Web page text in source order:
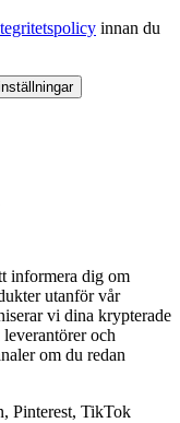
innan du
informera dig om
utanför vår
vi dina krypterade
och
om du redan
Pinterest, TikTok